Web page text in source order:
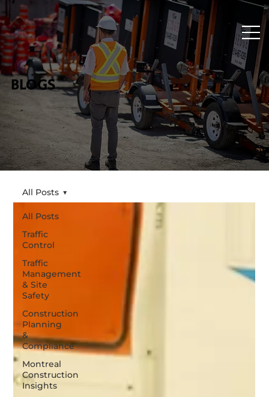
BLOGS
All Posts
Traffic
Control
Traffic
Management
& Site
Safety
Construction
Planning
&
Compliance
Montreal
Construction
Insights
All Posts